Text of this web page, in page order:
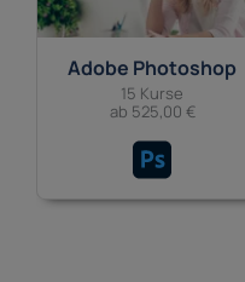
Adobe Photoshop
15 Kurse
ab 525,00 €